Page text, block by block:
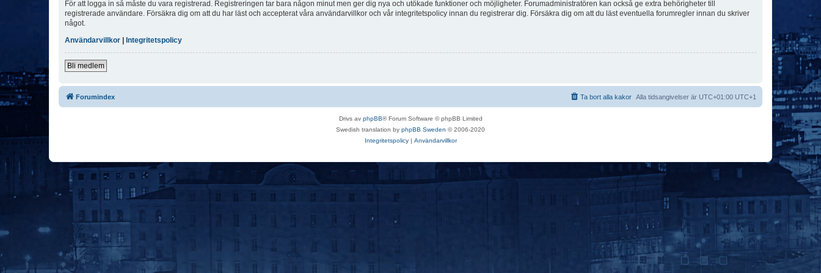
För att logga in så måste du vara registrerad. Registreringen tar bara någon minut men ger dig nya och utökade funktioner och möjligheter. Forumadministratören kan också ge extra behörigheter till
registrerade användare. Försäkra dig om att du har läst och accepterat våra användarvillkor och vår integritetspolicy innan du registrerar dig. Försäkra dig om att du läst eventuella forumregler innan du skriver
något.
Användarvillkor | Integritetspolicy
Bli medlem
Forumindex Alla tidsangivelser är UTC+01:00 UTC+1
Ta bort alla kakor
Drivs av phpBB® Forum Software © phpBB Limited
Swedish translation by phpBB Sweden © 2006-2020
Integritetspolicy| Användarvillkor